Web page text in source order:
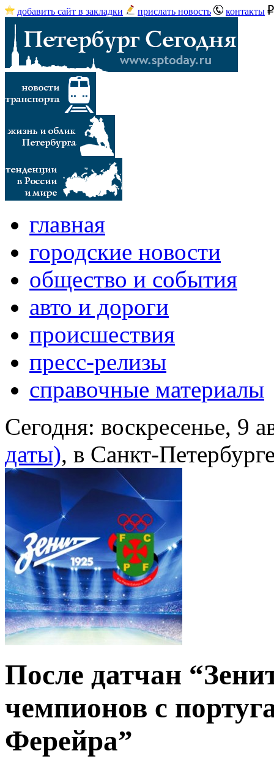
добавить сайт в закладки прислать новость контакты
главная
городские новости
общество и события
авто и дороги
происшествия
пресс-релизы
справочные материалы
Сегодня: воскресенье, 9
даты), в Санкт-
После датчан
чемпионов с
Ферейра”